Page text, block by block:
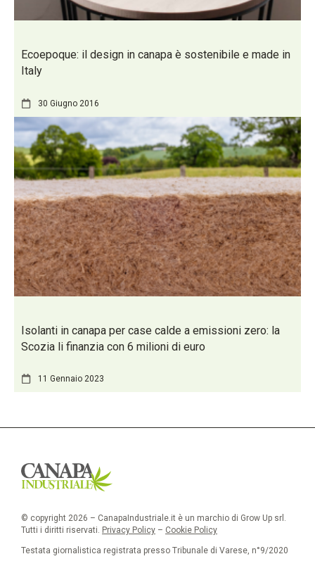
Ecoepoque: il design in canapa è sostenibile e made in
Italy
30 Giugno 2016
Isolanti in canapa per case calde a emissioni zero: la
Scozia li finanzia con 6 milioni di euro
11 Gennaio 2023
© copyright 2026 – CanapaIndustriale.it è un marchio di Grow Up srl.
Tutti i diritti riservati. Privacy Policy – Cookie Policy
Testata giornalistica registrata presso Tribunale di Varese, n°9/2020